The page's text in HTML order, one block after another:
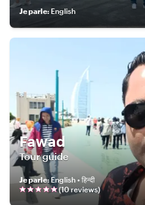
Je parle: English
Fawad
Tour guide
Je parle: English • हिन्दी
(10reviews)